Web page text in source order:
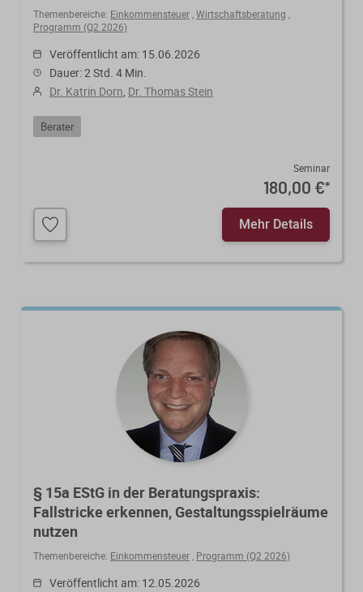
Themenbereiche: Einkommensteuer Wirtschaftsberatung
Programm (Q2 2026)
Veröffentlicht am: 15.06.2026
Dauer: 2 Std. 4 Min.
Dr. Katrin Dorn Dr. Thomas Stein
Berater
Seminar
180,00 €*
Mehr Details
§ 15a EStG in der Beratungspraxis:
Fallstricke erkennen, Gestaltungsspielräume
nutzen
Themenbereiche: Einkommensteuer Programm (Q2 2026)
Veröffentlicht am: 12.05.2026